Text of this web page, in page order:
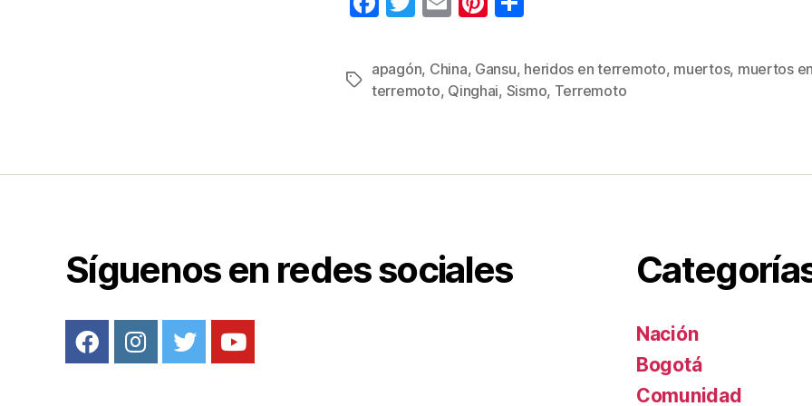
c
e
o
tt
er
ail er
e
m
p
Etiquetas
apagón, China, Gansu, heridos en terremoto, muertos, muertos
terremoto, Qinghai, Sismo, Terremoto
Síguenos en redes sociales
Nación
Bogotá
Comunidad